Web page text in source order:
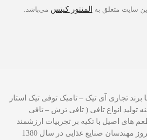
سایت متعلق به المنتور کیتس می‌باشد.
برند تجاری آی تیک – تامیک توفی تیک استار
تولید انواع تافی ( تافی ترش – تافی
های اصیل با تکیه بر تجربیات ارزشمند
مدیران خود و دانش بروز مهندسان صنایع غذایی در سال 1380